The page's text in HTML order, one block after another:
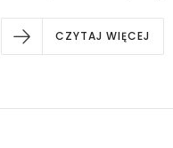
CZYTAJ WIĘCEJ